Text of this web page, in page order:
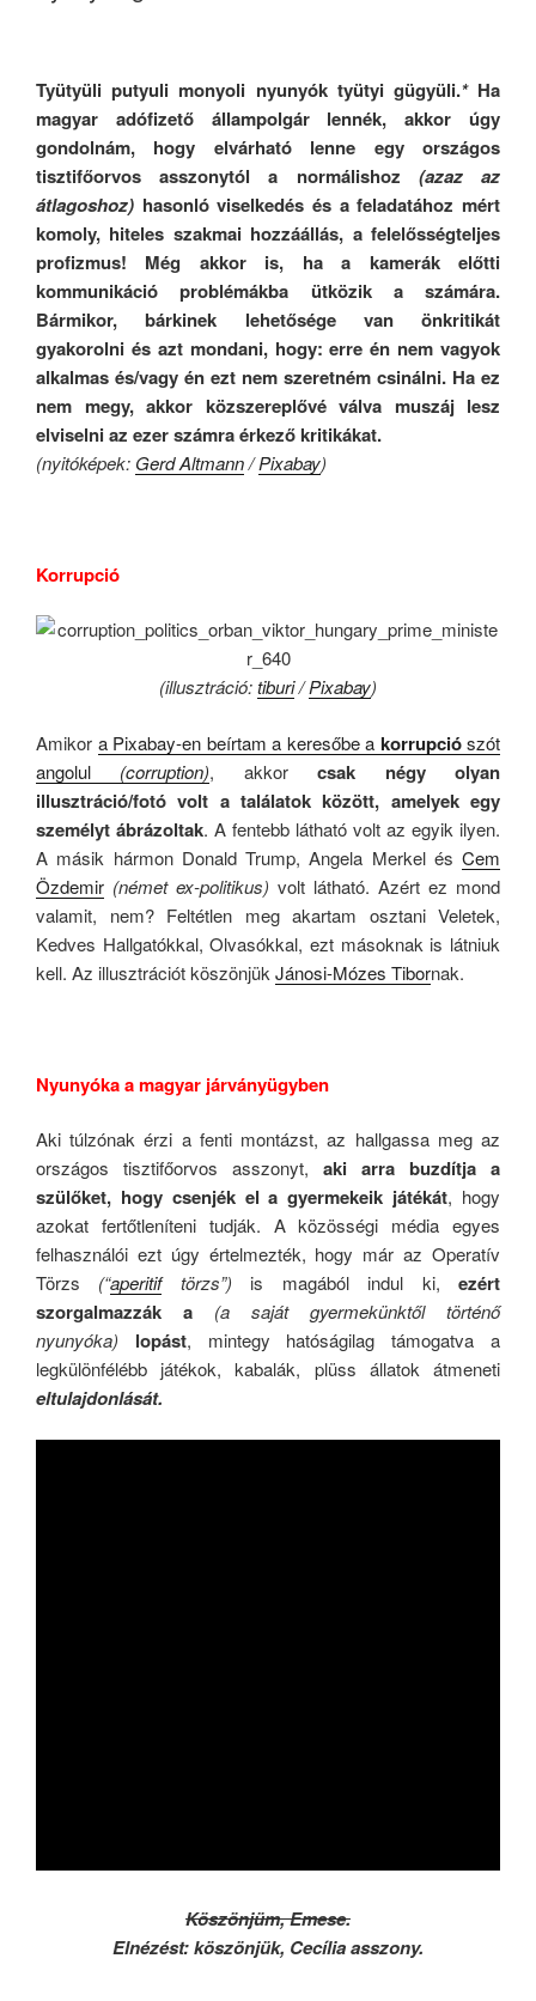
Tyütyüli putyuli monyoli nyunyók tyütyi gügyüli.*Ha
magyar adófizető állampolgár lennék, akkor úgy
gondolnám, hogy elvárható lenne egy országos
tisztifőorvos asszonytól a normálishoz (azaz az
átlagoshoz) hasonló viselkedés és a feladatához mért
komoly, hiteles szakmai hozzáállás, a felelősségteljes
profizmus! Még akkor is, ha a kamerák előtti
kommunikáció problémákba ütközik a számára.
Bármikor, bárkinek lehetősége van önkritikát
gyakorolni és azt mondani, hogy: erre én nem vagyok
alkalmas és/vagy én ezt nem szeretném csinálni. Ha ez
nem megy, akkor közszereplővé válva muszáj lesz
elviselni az ezer számra érkező kritikákat.
(nyitóképek: Gerd Altmann/Pixabay)
Korrupció
(illusztráció:tiburi/Pixabay)
Amikor a Pixabay-en beírtam a keresőbe a korrupciószót
angolul (corruption), akkorcsak négy olyan
illusztráció/fotó volt a találatok között, amelyek egy
személyt ábrázoltak. A fentebb látható volt az egyik ilyen.
A másik hármon Donald Trump, Angela Merkel és Cem
Özdemir (német ex-politikus) volt látható. Azért ez mond
valamit, nem? Feltétlen meg akartam osztani Veletek,
Kedves Hallgatókkal, Olvasókkal, ezt másoknak is látniuk
kell. Az illusztrációt köszönjük Jánosi-Mózes Tibornak.
Nyunyóka a magyar járványügyben
Aki túlzónak érzi a fenti montázst, az hallgassa meg az
országos tisztifőorvos asszonyt, aki arra buzdítja a
szülőket, hogy csenjék el a gyermekeik játékát, hogy
azokat fertőtleníteni tudják. A közösségi média egyes
felhasználói ezt úgy értelmezték, hogy már az Operatív
Törzs (“aperitiftörzs”) is magából indul ki,ezért
szorgalmazzák a
(a saját gyermekünktől történő
nyunyóka)
lopást, mintegy hatóságilag támogatva a
legkülönfélébb játékok, kabalák, plüss állatok átmeneti
eltulajdonlását.
Köszönjüm, Emese.
Elnézést: köszönjük, Cecília asszony.